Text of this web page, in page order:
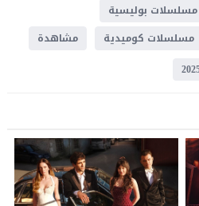
مسلسلات بوليسية
مسلسلات كوميدية مشاهدة